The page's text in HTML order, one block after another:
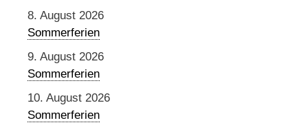
8. August 2026
Sommerferien
9. August 2026
Sommerferien
10. August 2026
Sommerferien